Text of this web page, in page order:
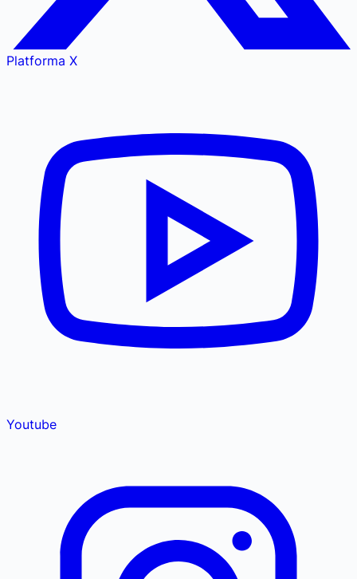
Platforma X
Youtube